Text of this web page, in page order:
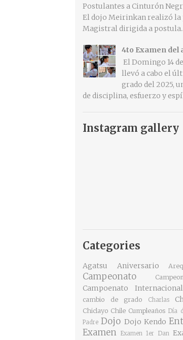
Postulantes a Cinturón
El dojo Meirinkan realizó la
Magistral dirigida a
4to Examen del
El Domingo 14
llevó a cabo el
grado del 2025,
de disciplina, esfuerzo y
Instagram gallery
Categories
Agatsu Aniversario
Campeonato
Campoenato Internacional
cambio de grado
Charlas
Chiclayo Chile Cumpleaños Día
Padre Dojo Dojo Kendo
Examen
Examen 1er Dan